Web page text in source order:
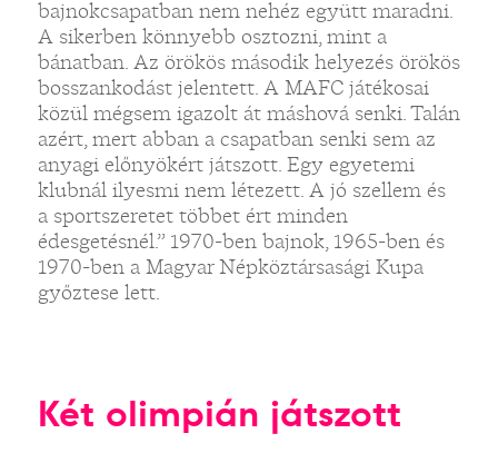
bajnokcsapatban nem nehéz együtt maradni.
A sikerben könnyebb osztozni, mint a
bánatban. Az örökös második helyezés örökös
bosszankodást jelentett. A MAFC játékosai
közül mégsem igazolt át máshová senki. Talán
azért, mert abban a csapatban senki sem az
anyagi előnyökért játszott. Egy egyetemi
klubnál ilyesmi nem létezett. A jó szellem és
a sportszeretet többet ért minden
édesgetésnél.” 1970-ben bajnok, 1965-ben és
1970-ben a Magyar Népköztársasági Kupa
győztese lett.
Két olimpián játszott